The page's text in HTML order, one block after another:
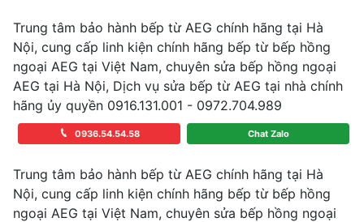
Trung tâm bảo hành bếp từ AEG chính hãng tại Hà
Nội, cung cấp linh kiện chính hãng bếp từ bếp hồng
ngoại AEG tại Việt Nam, chuyên sửa bếp hồng ngoại
AEG tại Hà Nội, Dịch vụ sửa bếp từ AEG tại nhà chính
hãng ủy quyền 0916.131.001 - 0972.704.989
Chat Zalo
0936.54.54.58
Trung tâm bảo hành bếp từ AEG chính hãng tại Hà
Nội, cung cấp linh kiện chính hãng bếp từ bếp hồng
ngoại AEG tại Việt Nam, chuyên sửa bếp hồng ngoại